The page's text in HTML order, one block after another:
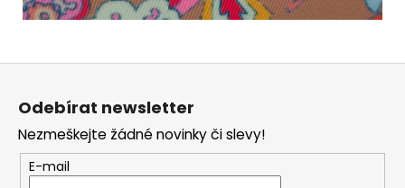
Odebírat newsletter
Nezmeškejte žádné novinky či slevy!
E-mail